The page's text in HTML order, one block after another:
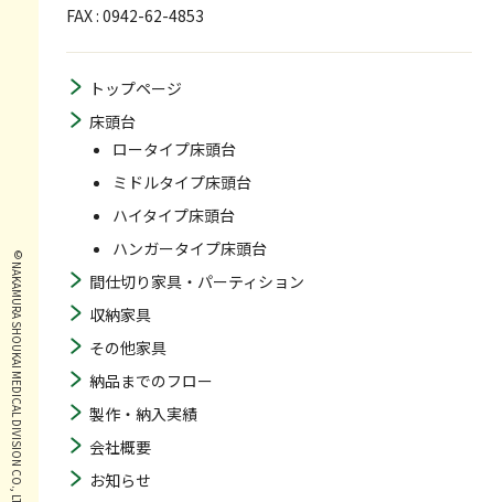
FAX : 0942-62-4853
トップページ
床頭台
ロータイプ床頭台
ミドルタイプ床頭台
ハイタイプ床頭台
ハンガータイプ床頭台
間仕切り家具・パーティション
収納家具
その他家具
納品までのフロー
製作・納入実績
会社概要
お知らせ